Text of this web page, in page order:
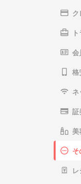
会
格
ネ
証
美
そ